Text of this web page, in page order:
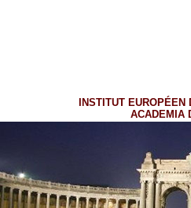
INSTITUT EUROPÉEN
ACADEMIA